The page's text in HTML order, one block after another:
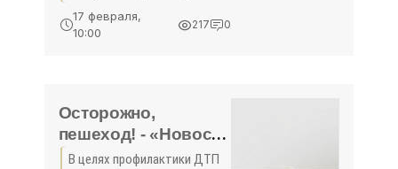
человека»
Лубина с рабочей поездкой
посетила Первомайский
17 февраля,
10:00
217 0
Осторожно,
пешеход! - «Новости
ГИБДД»
В целях профилактики ДТП